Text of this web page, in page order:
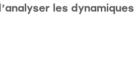
les